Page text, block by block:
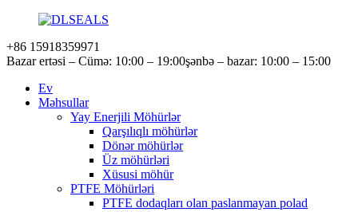
+86 15918359971
Bazar ertəsi – Cümə: 10:00 – 19:00şənbə – bazar: 10:00 – 15:00
Ev
Məhsullar
Yay Enerjili Möhürlər
Qarşılıqlı möhürlər
Dönər möhürlər
Üz möhürləri
Xüsusi möhür
PTFE Möhürləri
PTFE dodaqları olan paslanmayan polad